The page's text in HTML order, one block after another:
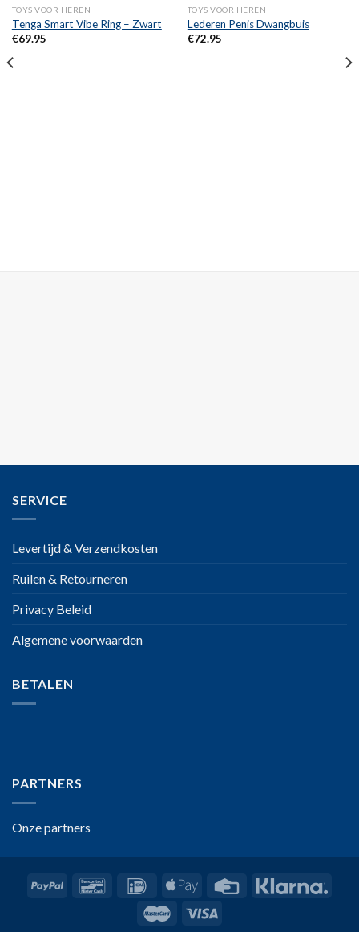
TOYS VOOR HEREN
Tenga Smart Vibe Ring – Zwart
€69.95
TOYS VOOR HEREN
Lederen Penis Dwangbuis
€72.95
SERVICE
Levertijd & Verzendkosten
Ruilen & Retourneren
Privacy Beleid
Algemene voorwaarden
BETALEN
PARTNERS
Onze partners